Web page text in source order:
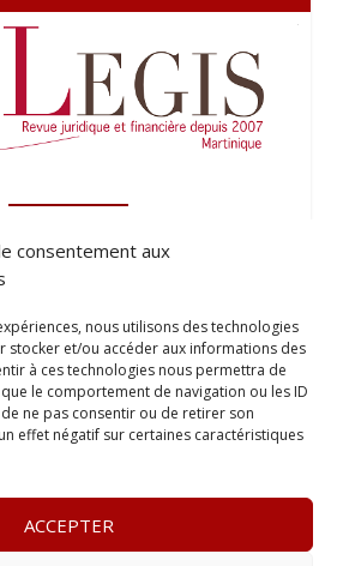
consentement aux
nous utilisons des technologies
stocker et/ou accéder aux informations des
à ces technologies nous permettra de
le comportement de navigation ou les ID
ne pas consentir ou de retirer son
effet négatif sur certaines caractéristiques
ACCEPTER